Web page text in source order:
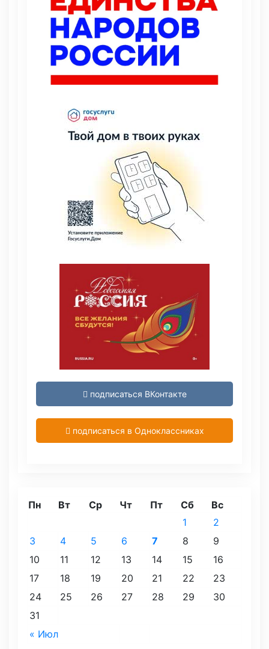
подписаться ВКонтакте
подписаться в Одноклассниках
Пн Вт Ср Чт Пт Сб Вс
« Июл
1
2
3
4 5 6 7 8
9
10
11 12 13 14 15
16
17
18 19 20 21 22
23
24
25 26 27 28 29
30
31